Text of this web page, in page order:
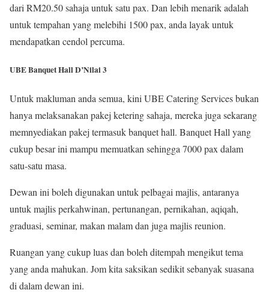
dari RM20.50 sahaja untuk satu pax. Dan lebih menarik adalah
untuk tempahan yang melebihi 1500 pax, anda layak untuk
mendapatkan cendol percuma.
UBE Banquet Hall D’Nilai 3
Untuk makluman anda semua, kini UBE Catering Services bukan
hanya melaksanakan pakej ketering sahaja, mereka juga sekarang
memnyediakan pakej termasuk banquet hall. Banquet Hall yang
cukup besar ini mampu memuatkan sehingga 7000 pax dalam
satu-satu masa.
Dewan ini boleh digunakan untuk pelbagai majlis, antaranya
untuk majlis perkahwinan, pertunangan, pernikahan, aqiqah,
graduasi, seminar, makan malam dan juga majlis reunion.
Ruangan yang cukup luas dan boleh ditempah mengikut tema
yang anda mahukan. Jom kita saksikan sedikit sebanyak suasana
di dalam dewan ini.